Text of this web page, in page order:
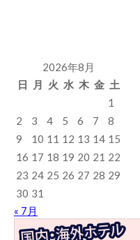
2026年8月
日
月 火 水 木 金 土
1
2
3 4 5 6 7
8
9
10 11 12 13 14 15
16 17 18 19 20 21 22
23 24 25 26 27 28 29
30 31
« 7月